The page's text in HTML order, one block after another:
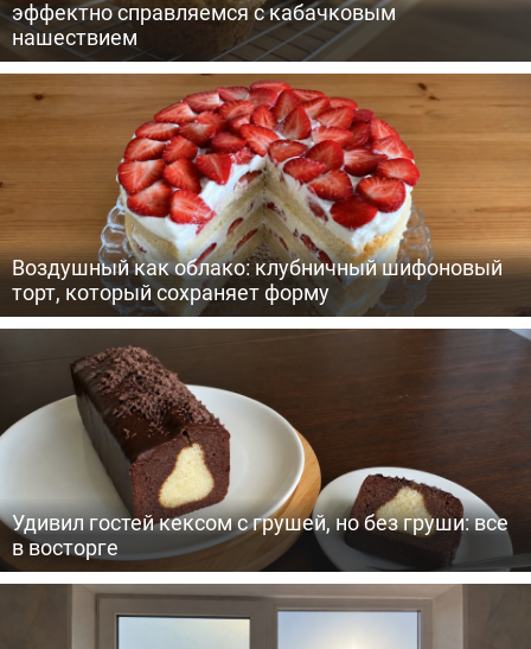
эффектно справляемся с кабачковым
нашествием
Воздушный как облако: клубничный шифоновый
торт, который сохраняет форму
Удивил гостей кексом с грушей, но без груши: все
в восторге